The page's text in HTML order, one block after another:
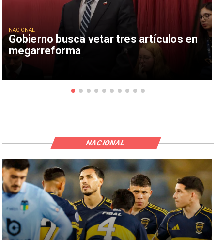
Gobierno busca vetar tres artículos en
megarreforma
NACIONAL
NACIONAL